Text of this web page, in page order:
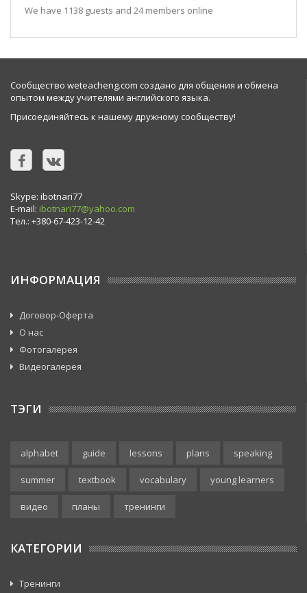
We have 1138 guests and 24 members online
Сообщество weteacheng.com создано для общения и обмена
опытом между учителями английского языка.
Присоединяйтесь к нашему дружному сообществу!
Skype: ibotnari77
E-mail: ibotnari77@yahoo.com
Тел.: +380-67-423-12-42
ИНФОРМАЦИЯ
Договор-Оферта
О нас
Фотогалерея
Видеогалерея
ТЭГИ
alphabet guide lessons plans speaking
summer textbook vocabulary young learners
видео планы тренинги
КАТЕГОРИИ
Тренинги